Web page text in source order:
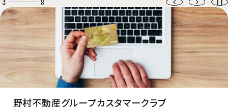
野村不動産グループカスタマークラブ